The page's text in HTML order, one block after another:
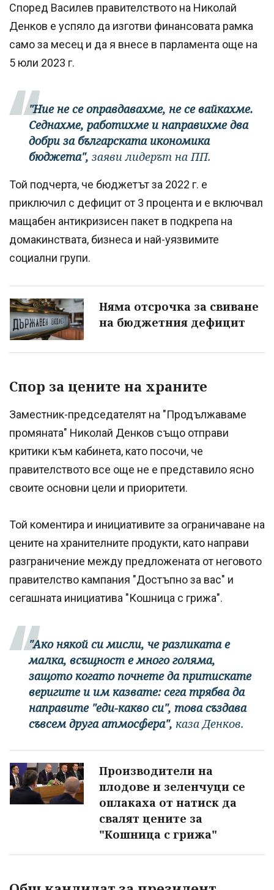
Според Василев правителството на Николай
Денков е успяло да изготви финансовата рамка
само за месец и да я внесе в парламента още на
5 юли 2023 г.
"Ние не се оправдавахме, не се вайкахме.
Седнахме, работихме и направихме два
добри за българската икономика
бюджета", заяви лидерът на ПП.
Той подчерта, че бюджетът за 2022 г. е
приключил с дефицит от 3 процента и е включвал
мащабен антикризисен пакет в подкрепа на
домакинствата, бизнеса и най-уязвимите
социални групи.
Няма отсрочка за свиване
на бюджетния дефицит
Спор за цените на храните
Заместник-председателят на "Продължаваме
промяната" Николай Денков също отправи
критики към кабинета, като посочи, че
правителството все още не е представило ясно
своите основни цели и приоритети.
Той коментира и инициативите за ограничаване на
цените на хранителните продукти, като направи
разграничение между предложената от неговото
правителство кампания "Достъпно за вас" и
сегашната инициатива "Кошница с грижа".
"Ако някой си мисли, че разликата е
малка, всъщност е много голяма,
защото когато почнете да притискате
веригите и им казвате: сега трябва да
направите "еди-какво си", това създава
съвсем друга атмосфера", каза Денков.
Производители на
плодове и зеленчуци се
оплакаха от натиск да
свалят цените за
"Кошница с грижа"